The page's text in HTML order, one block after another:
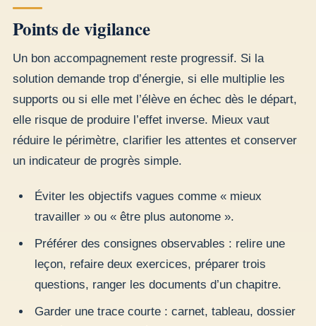
Points de vigilance
Un bon accompagnement reste progressif. Si la
solution demande trop d’énergie, si elle multiplie les
supports ou si elle met l’élève en échec dès le départ,
elle risque de produire l’effet inverse. Mieux vaut
réduire le périmètre, clarifier les attentes et conserver
un indicateur de progrès simple.
Éviter les objectifs vagues comme « mieux
travailler » ou « être plus autonome ».
Préférer des consignes observables : relire une
leçon, refaire deux exercices, préparer trois
questions, ranger les documents d’un chapitre.
Garder une trace courte : carnet, tableau, dossier